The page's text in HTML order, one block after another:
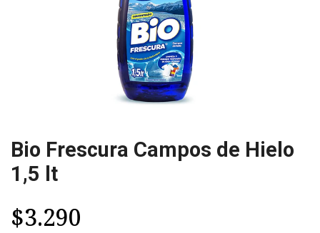
Bio Frescura Campos de Hielo
1,5 lt
$3.290